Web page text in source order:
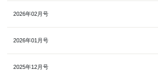
2026年02月号
2026年01月号
2025年12月号